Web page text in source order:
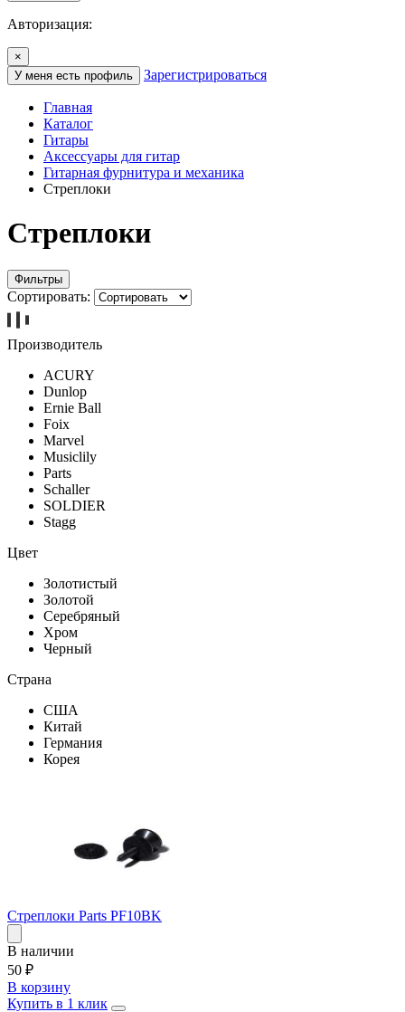
Авторизация:
×
У меня есть профиль
Зарегистрироваться
Главная
Каталог
Гитары
Аксессуары для гитар
Гитарная фурнитура и механика
Стреплоки
Стреплоки
Фильтры
Сортировать:
Производитель
ACURY
Dunlop
Ernie Ball
Foix
Marvel
Musiclily
Parts
Schaller
SOLDIER
Stagg
Цвет
Золотистый
Золотой
Серебряный
Хром
Черный
Страна
США
Китай
Германия
Корея
Стреплоки Parts PF10BK
В наличии
50 ₽
В корзину
Купить в 1 клик